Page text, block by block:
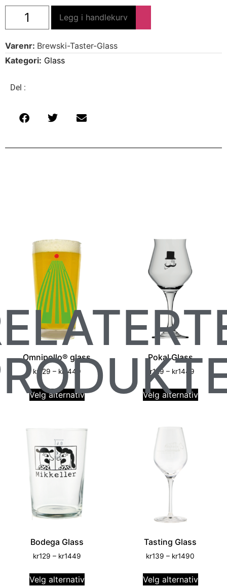
Legg i handlekurv
Varenr: Brewski-Taster-Glass
Kategori: Glass
Del :
Omnipollo® glass
kr 129 – kr 1449
Velg alternativ
Pokal Glass
kr129 – kr1449
Velg alternativ
Bodega Glass
kr129 – kr1449
Velg alternativ
Tasting Glass
kr139 – kr1490
Velg alternativ